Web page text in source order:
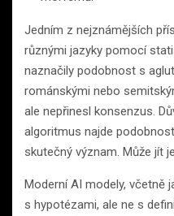
Jedním z nejznámějších
různými jazyky pomocí
naznačily podobnost s
románskými nebo
ale nepřinesl konsenzus.
algoritmus najde
skutečný význam. Může jít
Moderní AI modely, včetně
s hypotézami, ale ne s